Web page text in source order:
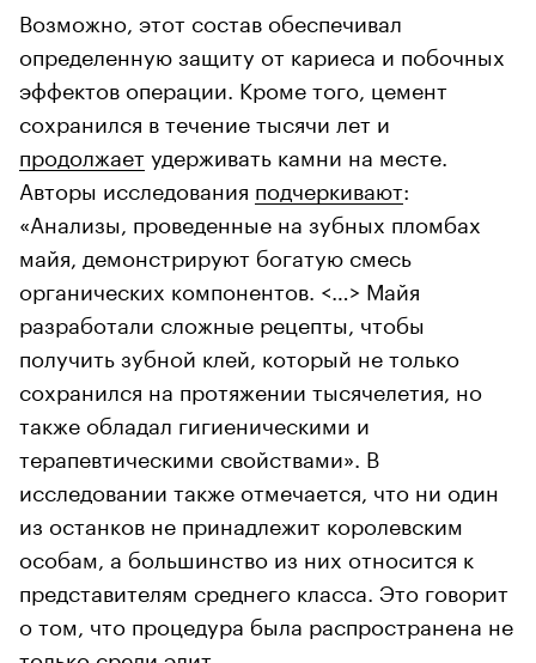
Возможно, этот состав обеспечивал
определенную защиту от кариеса и побочных
эффектов операции. Кроме того, цемент
сохранился в течение тысячи лет и
продолжаетудерживать камни на месте.
Авторы исследования подчеркивают:
«Анализы, проведенные на зубных пломбах
майя, демонстрируют богатую смесь
органических компонентов. <…> Майя
разработали сложные рецепты, чтобы
получить зубной клей, который не только
сохранился на протяжении тысячелетия, но
также обладал гигиеническими и
терапевтическими свойствами». В
исследовании также отмечается, что ни один
из останков не принадлежит королевским
особам, а большинство из них относится к
представителям среднего класса. Это говорит
о том, что процедура была распространена не